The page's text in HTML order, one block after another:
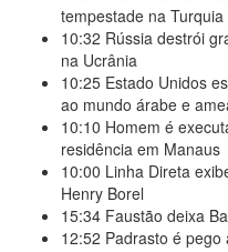
tempestade na Turquia
10:32 Rússia destrói
na Ucrânia
10:25 Estado Unidos
ao mundo árabe e
10:10 Homem é
residência em Manaus
10:00 Linha Direta
Henry Borel
15:34 Faustão deixa
12:52 Padrasto é pego